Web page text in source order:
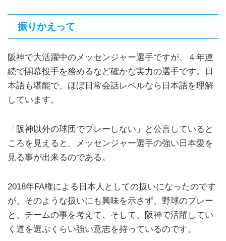
振りかえって
阪神で大活躍中のメッセンジャー選手ですが、４年連
続で開幕投手を務めるなど確かな実力の選手です。日
本語も堪能で、ほぼ日常会話レベルなら日本語を理解
しています。
「阪神以外の球団でプレーしない」と公言していると
ころを見えると、メッセンジャー選手の強い日本愛を
見る事が出来るのである。
2018年FA権による日本人としての扱いになったのです
が、そのような扱いにも興味を示さず、野球のプレー
と、チームの事を考えて、そして、阪神で活躍してい
く道を選ぶくらい強い意志を持っているのです。